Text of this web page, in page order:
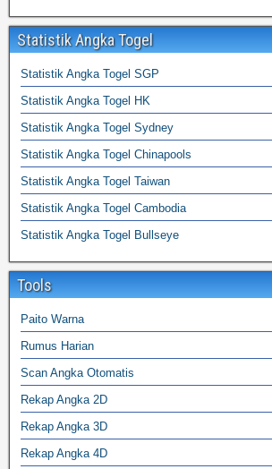
Statistik Angka Togel
Statistik Angka Togel SGP
Statistik Angka Togel HK
Statistik Angka Togel Sydney
Statistik Angka Togel Chinapools
Statistik Angka Togel Taiwan
Statistik Angka Togel Cambodia
Statistik Angka Togel Bullseye
Tools
Paito Warna
Rumus Harian
Scan Angka Otomatis
Rekap Angka 2D
Rekap Angka 3D
Rekap Angka 4D